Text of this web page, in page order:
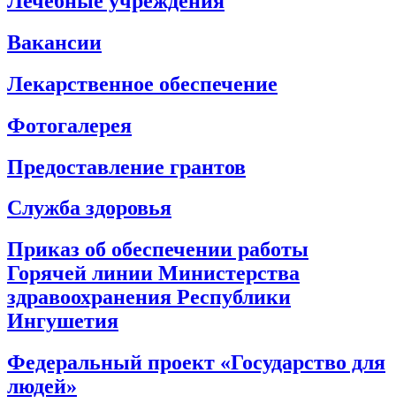
Вакансии
Лекарственное обеспечение
Фотогалерея
Предоставление грантов
Служба здоровья
Приказ об обеспечении работы
Горячей линии Министерства
здравоохранения Республики
Ингушетия
Федеральный проект «Государство для
людей»